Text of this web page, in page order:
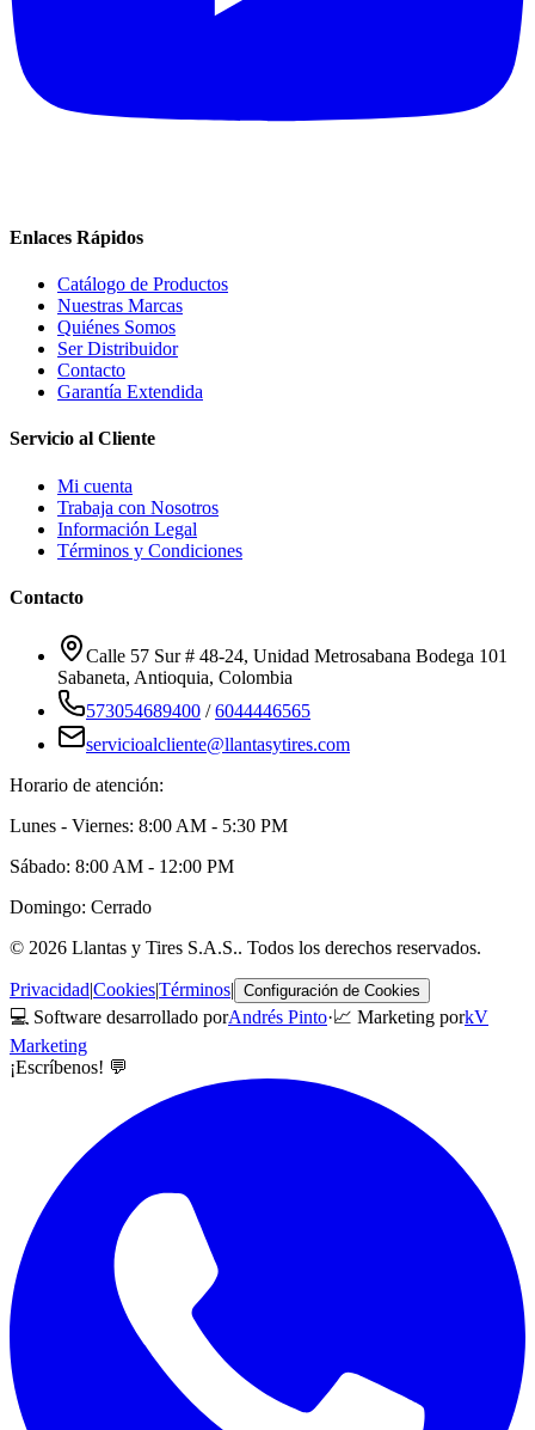
Enlaces Rápidos
Catálogo de Productos
Nuestras Marcas
Quiénes Somos
Ser Distribuidor
Contacto
Garantía Extendida
Servicio al Cliente
Mi cuenta
Trabaja con Nosotros
Información Legal
Términos y Condiciones
Contacto
Calle 57 Sur # 48-24, Unidad Metrosabana Bodega 101
Sabaneta, Antioquia, Colombia
573054689400 /6044446565
servicioalcliente@llantasytires.com
Horario de atención:
Lunes - Viernes: 8:00 AM - 5:30 PM
Sábado: 8:00 AM - 12:00 PM
Domingo: Cerrado
© 2026 Llantas y Tires S.A.S.. Todos los derechos reservados.
Privacidad|Cookies|Términos| Configuración de Cookies
💻 Software desarrollado porAndrés Pinto·📈 Marketing porkV
Marketing
¡Escríbenos! 💬